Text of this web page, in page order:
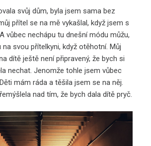
svůj dům, byla jsem sama bez
přítel se na mě vykašlal, když jsem s
vůbec nechápu tu dnešní módu můžu,
svou přítelkyni, když otěhotní. Můj
dítě ještě není připravený, že bych si
nechat. Jenomže tohle jsem vůbec
mám ráda a těšila jsem se na něj.
nad tím, že bych dala dítě pryč.